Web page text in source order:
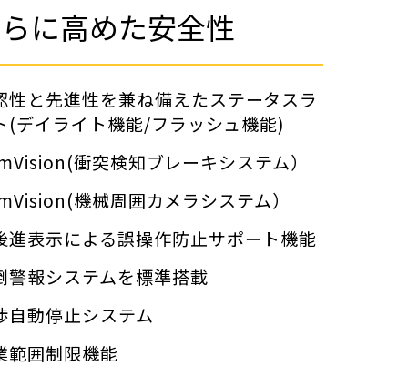
に高めた安全性
性と先進性を兼ね備えたステータスラ
(デイライト機能/フラッシュ機能)
衝突検知ブレーキシステム）
機械周囲カメラシステム）
進表示による誤操作防止サポート機能
警報システムを標準搭載
自動停止システム
範囲制限機能